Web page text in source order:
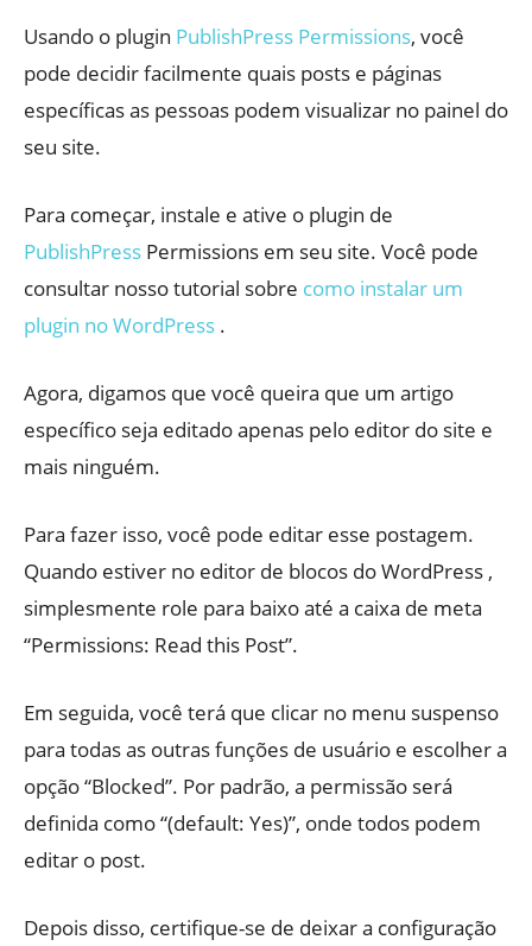
Usando o plugin PublishPress Permissions, você
pode decidir facilmente quais posts e páginas
específicas as pessoas podem visualizar no painel do
seu site.
Para começar, instale e ative o plugin de
PublishPress Permissions em seu site. Você pode
consultar nosso tutorial sobre como instalar um
plugin no WordPress .
Agora, digamos que você queira que um artigo
específico seja editado apenas pelo editor do site e
mais ninguém.
Para fazer isso, você pode editar esse postagem.
Quando estiver no editor de blocos do WordPress ,
simplesmente role para baixo até a caixa de meta
“Permissions: Read this Post”.
Em seguida, você terá que clicar no menu suspenso
para todas as outras funções de usuário e escolher a
opção “Blocked”. Por padrão, a permissão será
definida como “(default: Yes)”, onde todos podem
editar o post.
Depois disso, certifique-se de deixar a configuração